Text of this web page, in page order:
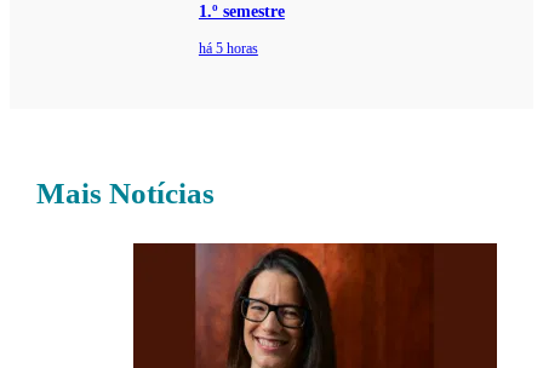
1.º semestre
há 5 horas
Mais Notícias